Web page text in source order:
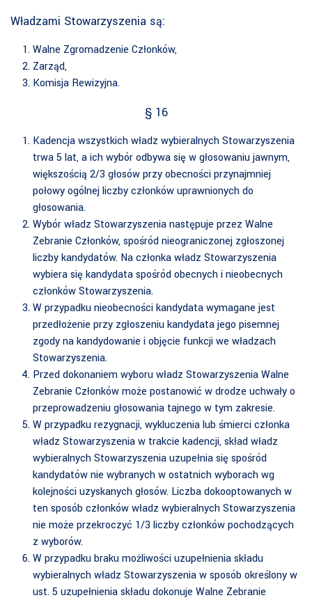
Władzami Stowarzyszenia są:
Walne Zgromadzenie Członków,
Zarząd,
Komisja Rewizyjna.
§ 16
Kadencja wszystkich władz wybieralnych Stowarzyszenia
trwa 5 lat, a ich wybór odbywa się w głosowaniu jawnym,
większością 2/3 głosów przy obecności przynajmniej
połowy ogólnej liczby członków uprawnionych do
głosowania.
Wybór władz Stowarzyszenia następuje przez Walne
Zebranie Członków, spośród nieograniczonej zgłoszonej
liczby kandydatów. Na członka władz Stowarzyszenia
wybiera się kandydata spośród obecnych i nieobecnych
członków Stowarzyszenia.
W przypadku nieobecności kandydata wymagane jest
przedłożenie przy zgłoszeniu kandydata jego pisemnej
zgody na kandydowanie i objęcie funkcji we władzach
Stowarzyszenia.
Przed dokonaniem wyboru władz Stowarzyszenia Walne
Zebranie Członków może postanowić w drodze uchwały o
przeprowadzeniu głosowania tajnego w tym zakresie.
W przypadku rezygnacji, wykluczenia lub śmierci członka
władz Stowarzyszenia w trakcie kadencji, skład władz
wybieralnych Stowarzyszenia uzupełnia się spośród
kandydatów nie wybranych w ostatnich wyborach wg
kolejności uzyskanych głosów. Liczba dokooptowanych w
ten sposób członków władz wybieralnych Stowarzyszenia
nie może przekroczyć 1/3 liczby członków pochodzących
z wyborów.
W przypadku braku możliwości uzupełnienia składu
wybieralnych władz Stowarzyszenia w sposób określony w
ust. 5 uzupełnienia składu dokonuje Walne Zebranie